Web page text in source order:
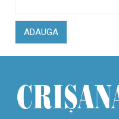
ADAUGA